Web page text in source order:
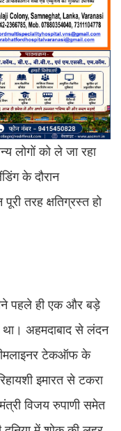
लोगों को ले जा रहा
के दौरान
तरह क्षतिग्रस्त हो
पहले ही एक और बड़े
था। अहमदाबाद से लंदन
टेकऑफ के
इमारत से टकरा
विजय रुपाणी समेत